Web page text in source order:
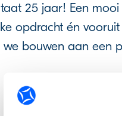
25 jaar! Een
opdracht én
bouwen aan een